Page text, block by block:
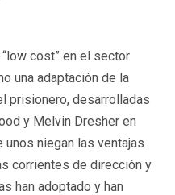
cost” en el sector
una adaptación de la
prisionero, desarrolladas
y Melvin Dresher en
niegan las ventajas
corrientes de dirección y
han adoptado y han